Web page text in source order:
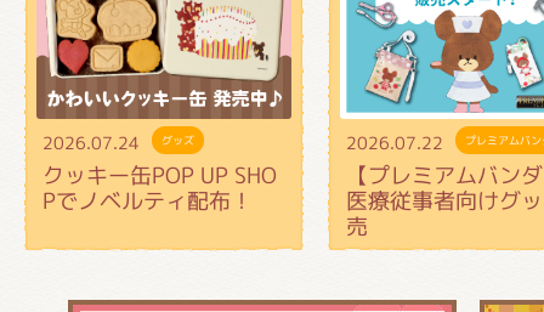
2026.07.24 グッズ
クッキー缶POP UP SHO
Pでノベルティ配布！
2026.07.22 プレミアムバ
【プレミアムバン
医療従事者向けグ
売